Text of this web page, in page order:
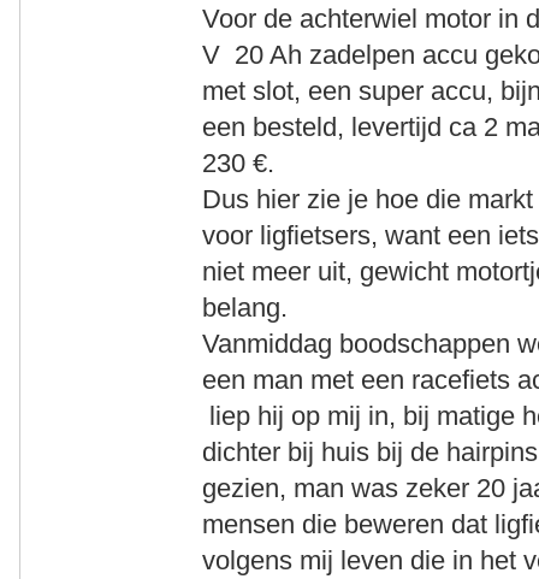
Voor de achterwiel motor in
V 20 Ah zadelpen accu
met slot, een super accu,
een besteld, levertijd ca 2
230 €.
Dus hier zie je hoe die
voor ligfietsers, want een
niet meer uit, gewicht
belang.
Vanmiddag boodschappen
een man met een racefiets
liep hij op mij in, bij matige
dichter bij huis bij de
gezien, man was zeker 20
mensen die beweren dat
volgens mij leven die in het